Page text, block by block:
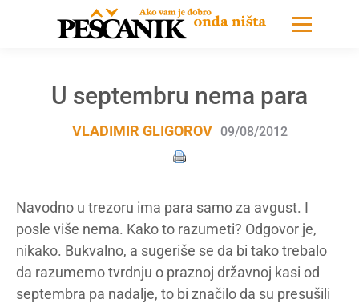
U septembru nema para
VLADIMIR GLIGOROV 09/08/2012
Navodno u trezoru ima para samo za avgust. I
posle više nema. Kako to razumeti? Odgovor je,
nikako. Bukvalno, a sugeriše se da bi tako trebalo
da razumemo tvrdnju o praznoj državnoj kasi od
septembra pa nadalje, to bi značilo da su presušili